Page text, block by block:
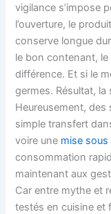
vigilance s’impose
l’ouverture, le
conserve longue
le bon contenant,
différence. Et si le
germes. Résultat, la
Heureusement,
simple transfert
voire une mise sous
consommation
maintenant aux
Car entre mythe et
testés en cuisine et